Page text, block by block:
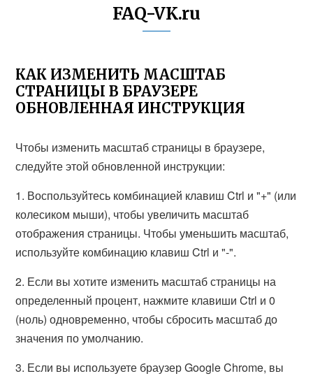
FAQ-VK.ru
КАК ИЗМЕНИТЬ МАСШТАБ
СТРАНИЦЫ В БРАУЗЕРЕ
ОБНОВЛЕННАЯ ИНСТРУКЦИЯ
Чтобы изменить масштаб страницы в браузере,
следуйте этой обновленной инструкции:
1. Воспользуйтесь комбинацией клавиш Ctrl и "+" (или
колесиком мыши), чтобы увеличить масштаб
отображения страницы. Чтобы уменьшить масштаб,
используйте комбинацию клавиш Ctrl и "-".
2. Если вы хотите изменить масштаб страницы на
определенный процент, нажмите клавиши Ctrl и 0
(ноль) одновременно, чтобы сбросить масштаб до
значения по умолчанию.
3. Если вы используете браузер Google Chrome, вы